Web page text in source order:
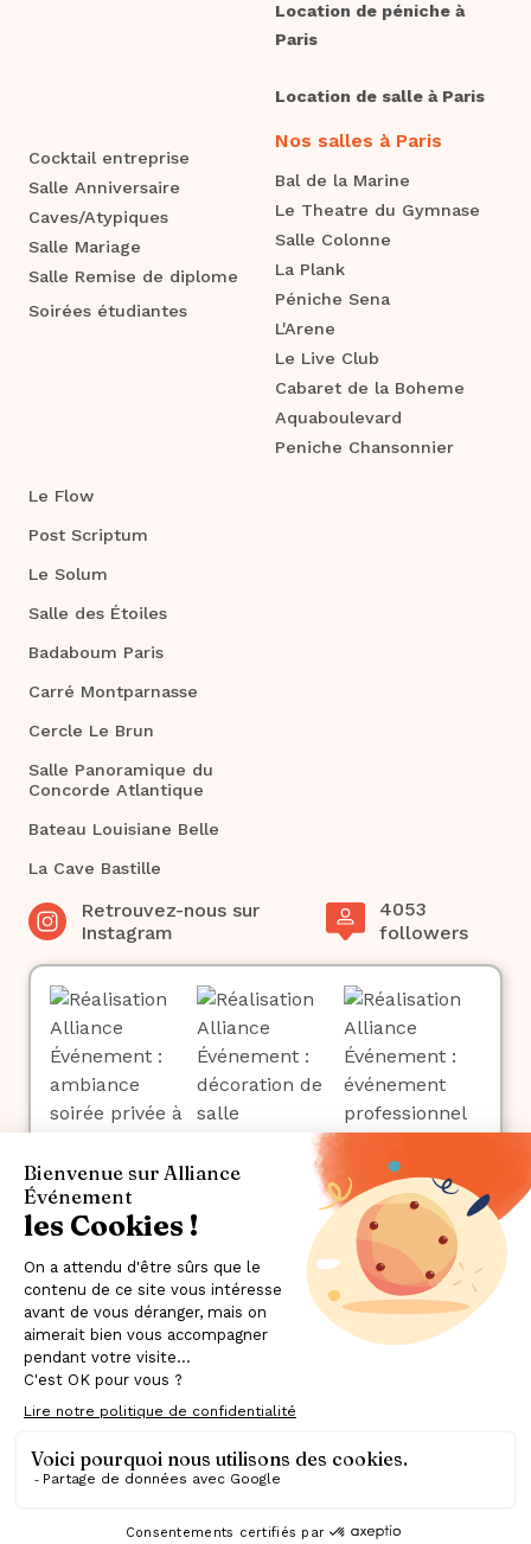
Location de péniche à
Paris
Location de salle à Paris
Cocktail entreprise
Salle Anniversaire
Caves/Atypiques
Salle Mariage
Salle Remise de diplome
Soirées étudiantes
Nos salles à Paris
Bal de la Marine
Le Theatre du Gymnase
Salle Colonne
La Plank
Péniche Sena
L'Arene
Le Live Club
Cabaret de la Boheme
Aquaboulevard
Peniche Chansonnier
Le Flow
Post Scriptum
Le Solum
Salle des Étoiles
Badaboum Paris
Carré Montparnasse
Cercle Le Brun
Salle Panoramique du
Concorde Atlantique
Bateau Louisiane Belle
La Cave Bastille
Retrouvez-nous sur
Instagram
4053
followers
42 rue Monge, 75005 ParisMentions légales
Politique de confidentialitéQui sommes-nous ?
09 73 88 25 32